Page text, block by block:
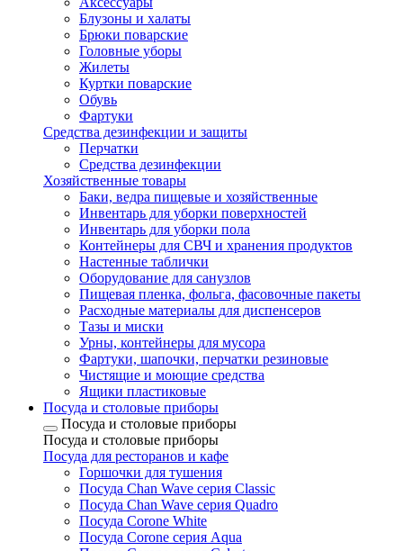
Блузоны и халаты
Брюки поварские
Головные уборы
Жилеты
Куртки поварские
Обувь
Фартуки
Средства дезинфекции и защиты
Перчатки
Средства дезинфекции
Хозяйственные товары
Баки, ведра пищевые и хозяйственные
Инвентарь для уборки поверхностей
Инвентарь для уборки пола
Контейнеры для СВЧ и хранения продуктов
Настенные таблички
Оборудование для санузлов
Пищевая пленка, фольга, фасовочные пакеты
Расходные материалы для диспенсеров
Тазы и миски
Урны, контейнеры для мусора
Фартуки, шапочки, перчатки резиновые
Чистящие и моющие средства
Ящики пластиковые
Посуда и столовые приборы
Посуда и столовые приборы
Посуда и столовые приборы
Посуда для ресторанов и кафе
Горшочки для тушения
Посуда Chan Wave серия Classic
Посуда Chan Wave серия Quadro
Посуда Corone White
Посуда Corone серия Aqua